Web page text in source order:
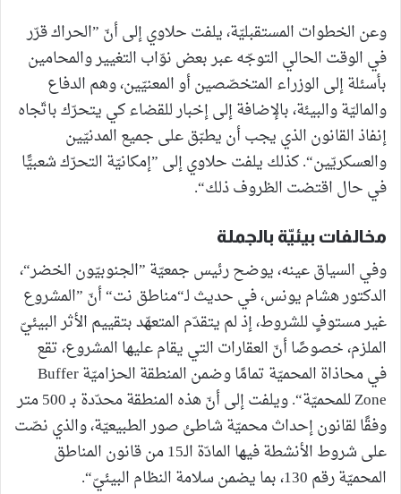
وعن الخطوات المستقبليّة، يلفت حلاوي إلى أنّ ”الحراك قرّر
في الوقت الحالي التوجّه عبر بعض نوّاب التغيير والمحامين
بأسئلة إلى الوزراء المتخصّصين أو المعنيّين، وهم الدفاع
والماليّة والبيئة، بالإضافة إلى إخبار للقضاء كي يتحرّك باتّجاه
إنفاذ القانون الذي يجب أن يطبّق على جميع المدنيّين
والعسكريّين“. كذلك يلفت حلاوي إلى ”إمكانيّة التحرّك شعبيًّا
في حال اقتضت الظروف ذلك“.
مخالفات بيئيّة بالجملة
وفي السياق عينه، يوضح رئيس جمعيّة ”الجنوبيّون الخضر“،
الدكتور هشام يونس، في حديث لـ“مناطق نت“ أنّ ”المشروع
غير مستوفٍ للشروط، إذ لم يتقدّم المتعهّد بتقييم الأثر البيئيّ
الملزم، خصوصًا أنّ العقارات التي يقام عليها المشروع، تقع
في محاذاة المحميّة تمامًا وضمن المنطقة الحزاميّة Buffer
Zone للمحميّة“. ويلفت إلى أنّ هذه المنطقة محدّدة بـ 500 متر
وفقًا لقانون إحداث محميّة شاطئ صور الطبيعيّة، والذي نصّت
على شروط الأنشطة فيها المادّة الـ15 من قانون المناطق
المحميّة رقم 130، بما يضمن سلامة النظام البيئيّ“.